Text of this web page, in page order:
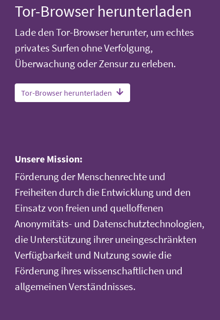
Tor-Browser herunterladen
Lade den Tor-Browser herunter, um echtes
privates Surfen ohne Verfolgung,
Überwachung oder Zensur zu erleben.
Tor-Browser herunterladen
Unsere Mission:
Förderung der Menschenrechte und
Freiheiten durch die Entwicklung und den
Einsatz von freien und quelloffenen
Anonymitäts- und Datenschutztechnologien,
die Unterstützung ihrer uneingeschränkten
Verfügbarkeit und Nutzung sowie die
Förderung ihres wissenschaftlichen und
allgemeinen Verständnisses.